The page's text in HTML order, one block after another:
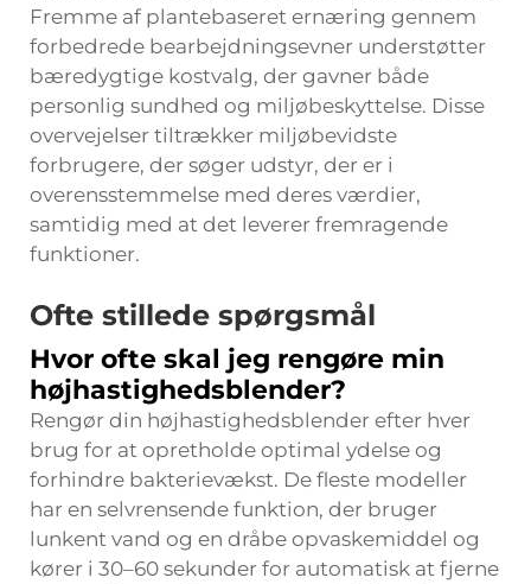
Fremme af plantebaseret ernæring gennem
forbedrede bearbejdningsevner understøtter
bæredygtige kostvalg, der gavner både
personlig sundhed og miljøbeskyttelse. Disse
overvejelser tiltrækker miljøbevidste
forbrugere, der søger udstyr, der er i
overensstemmelse med deres værdier,
samtidig med at det leverer fremragende
funktioner.
Ofte stillede spørgsmål
Hvor ofte skal jeg rengøre min
højhastighedsblender?
Rengør din højhastighedsblender efter hver
brug for at opretholde optimal ydelse og
forhindre bakterievækst. De fleste modeller
har en selvrensende funktion, der bruger
lunkent vand og en dråbe opvaskemiddel og
kører i 30–60 sekunder for automatisk at fjerne